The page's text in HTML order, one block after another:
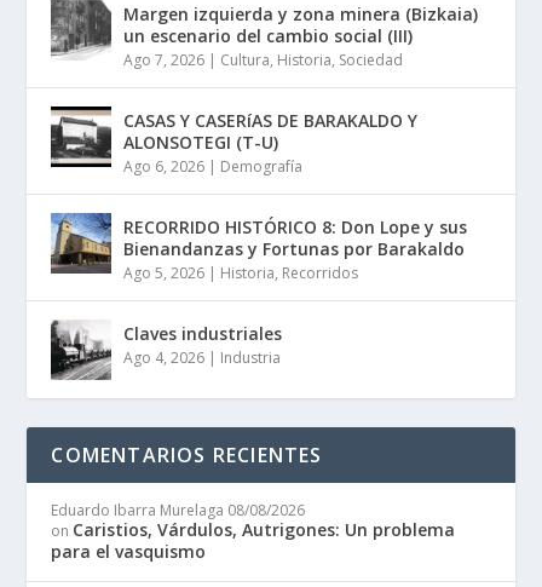
Margen izquierda y zona minera (Bizkaia)
un escenario del cambio social (III)
Ago 7, 2026 | Cultura, Historia, Sociedad
CASAS Y CASERíAS DE BARAKALDO Y
ALONSOTEGI (T-U)
Ago 6, 2026 | Demografía
RECORRIDO HISTÓRICO 8: Don Lope y sus
Bienandanzas y Fortunas por Barakaldo
Ago 5, 2026 | Historia, Recorridos
Claves industriales
Ago 4, 2026 | Industria
COMENTARIOS RECIENTES
Eduardo Ibarra Murelaga 08/08/2026
on Caristios, Várdulos, Autrigones: Un problema
para el vasquismo